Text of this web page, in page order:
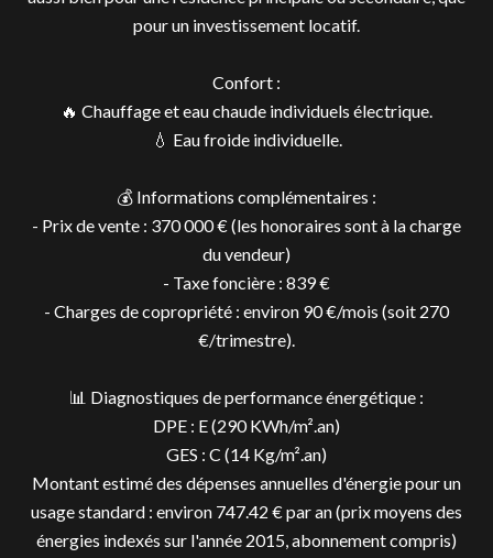
pour un investissement locatif.
Confort :
🔥 Chauffage et eau chaude individuels électrique.
💧 Eau froide individuelle.
💰 Informations complémentaires :
- Prix de vente : 370 000 € (les honoraires sont à la charge
du vendeur)
- Taxe foncière : 839 €
- Charges de copropriété : environ 90 €/mois (soit 270
€/trimestre).
📊 Diagnostiques de performance énergétique :
DPE : E (290 KWh/m².an)
GES : C (14 Kg/m².an)
Montant estimé des dépenses annuelles d'énergie pour un
usage standard : environ 747.42 € par an (prix moyens des
énergies indexés sur l'année 2015, abonnement compris)